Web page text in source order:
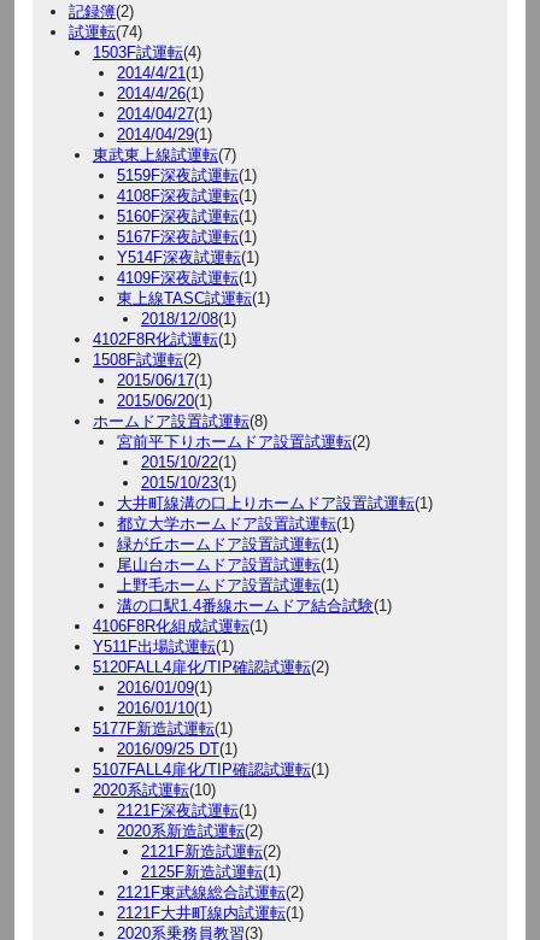
記録簿(2)
試運転(74)
1503F試運転(4)
2014/4/21 (1)
2014/4/26(1)
2014/04/27(1)
2014/04/29(1)
東武東上線試運転(7)
5159F深夜試運転(1)
4108F深夜試運転(1)
5160F深夜試運転(1)
5167F深夜試運転(1)
Y514F深夜試運転(1)
4109F深夜試運転(1)
東上線TASC試運転(1)
2018/12/08(1)
4102F8R化試運転(1)
1508F試運転(2)
2015/06/17(1)
2015/06/20(1)
ホームドア設置試運転(8)
宮前平下りホームドア設置試運転(2)
2015/10/22(1)
2015/10/23(1)
大井町線溝の口上りホームドア設置試運転(1)
都立大学ホームドア設置試運転(1)
緑が丘ホームドア設置試運転(1)
尾山台ホームドア設置試運転(1)
上野毛ホームドア設置試運転(1)
溝の口駅1.4番線ホームドア結合試験(1)
4106F8R化組成試運転(1)
Y511F出場試運転(1)
5120FALL4扉化/TIP確認試運転(2)
2016/01/09(1)
2016/01/10(1)
5177F新造試運転(1)
2016/09/25 DT(1)
5107FALL4扉化/TIP確認試運転(1)
2020系試運転(10)
2121F深夜試運転(1)
2020系新造試運転(2)
2121F新造試運転(2)
2125F新造試運転(1)
2121F東武線総合試運転(2)
2121F大井町線内試運転(1)
2020系乗務員教習(3)